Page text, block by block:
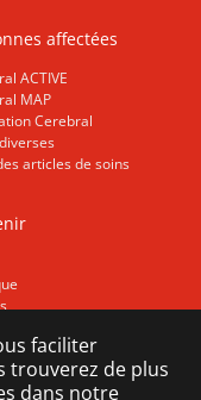
faciliter
trouverez de plus
dans notre
affectées
ACTIVE
MAP
Cerebral
articles de soins